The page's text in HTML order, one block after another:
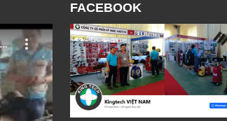
FACEBOOK